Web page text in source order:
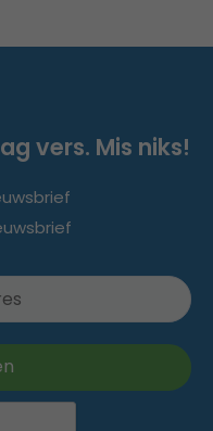
vers. Mis niks!